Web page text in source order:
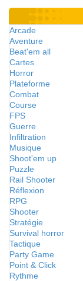
Arcade
Aventure
Beat'em all
Cartes
Horror
Plateforme
Combat
Course
FPS
Guerre
Infiltration
Musique
Shoot'em up
Puzzle
Rail Shooter
Réflexion
RPG
Shooter
Stratégie
Survival horror
Tactique
Party Game
Point & Click
Rythme